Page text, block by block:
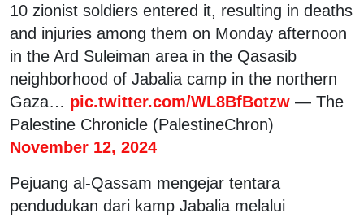
10 zionist soldiers entered it, resulting in deaths
and injuries among them on Monday afternoon
in the Ard Suleiman area in the Qasasib
neighborhood of Jabalia camp in the northern
Gaza… pic.twitter.com/WL8BfBotzw — The
Palestine Chronicle (PalestineChron)
November 12, 2024
Pejuang al-Qassam mengejar tentara
pendudukan dari kamp Jabalia melalui